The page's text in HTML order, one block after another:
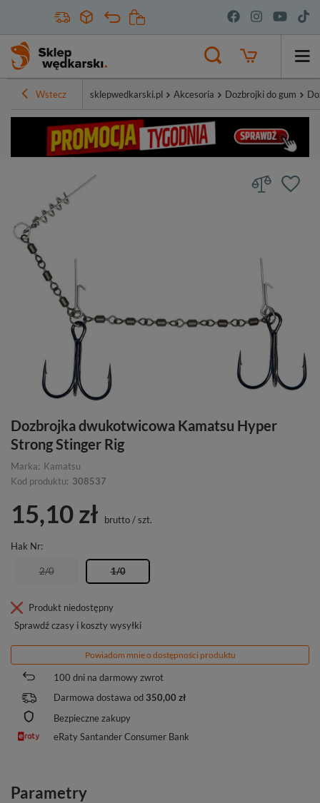
Wstecz sklepwedkarski.pl Akcesoria Dozbrojki do gum
Dozbrojka dwukotwicowa Kamatsu Hyper
Strong Stinger Rig
Marka: Kamatsu
Kod produktu: 308537
15,10 zł brutto/szt.
Hak Nr
2/0 1/0
Produkt niedostępny
Sprawdź czasy i koszty wysyłki
Powiadom mnie o dostępności produktu
100 dni na darmowy zwrot
Darmowa dostawa od 350,00 zł
Bezpieczne zakupy
eRaty Santander Consumer Bank
Parametry